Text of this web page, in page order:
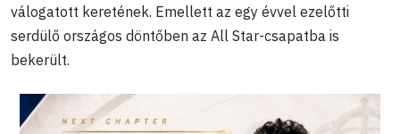
válogatott keretének. Emellett az egy évvel ezelőtti
serdülő országos döntőben az All Star-csapatba is
bekerült.